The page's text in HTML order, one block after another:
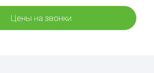
Цены на звонки